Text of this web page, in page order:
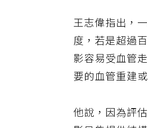
王志偉指出，
度，若是超過
影容易受血管
要的血管重建
他說，因為評